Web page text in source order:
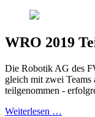
WRO 2019
Die Robotik AG des
gleich mit zwei
teilgenommen -
Weiterlesen …